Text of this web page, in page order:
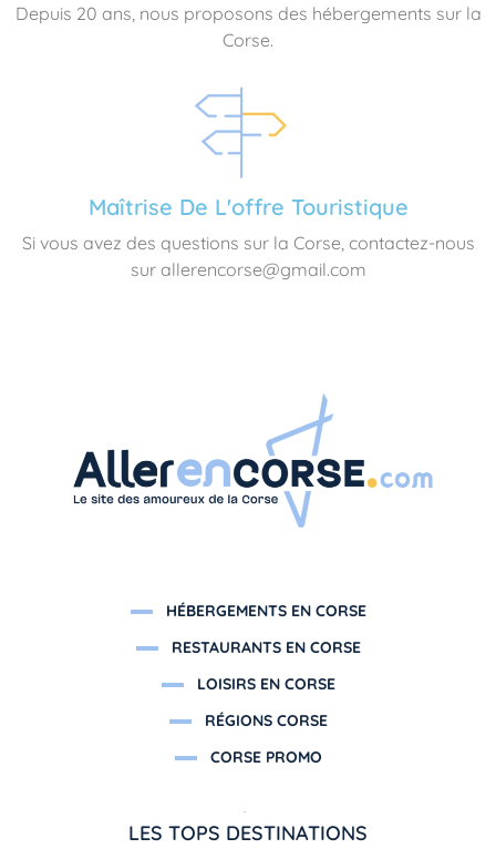
Depuis 20 ans, nous proposons des hébergements sur la
Corse.
Maîtrise De L'offre Touristique
Si vous avez des questions sur la Corse, contactez-nous
sur allerencorse@gmail.com
HÉBERGEMENTS EN CORSE
RESTAURANTS EN CORSE
LOISIRS EN CORSE
RÉGIONS CORSE
CORSE PROMO
LES TOPS DESTINATIONS